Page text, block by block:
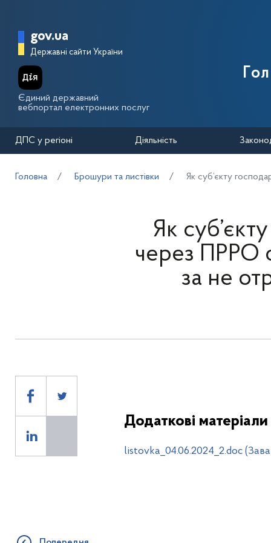
Головна сторінка Державної
gov.ua
Державні сайти України
Єдиний державний
вебпортал електронних послуг
ДПС у регіоні Діяльність
Головна Брошури та листівки Як суб’єкту
Як
через ПРРО
за не
Додаткові матеріали
listovka_04.06.2024_2.doc